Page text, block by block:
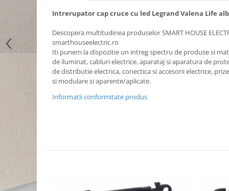
Intrerupator cap cruce cu led Legrand Valena Life alb
Descopera multitudinea produselor SMART HOUSE
smarthouseelectric.ro
Iti punem la dispozitie un intreg spectru de produse si
de iluminat, cabluri electrice, aparataj si aparatura de
de distributie electrica, conectica si accesorii electrice,
si modulare si aparente/aplicate.
Informatii conformitate produs